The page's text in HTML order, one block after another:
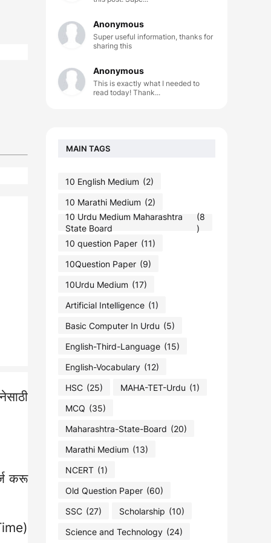
करू
Anonymous
Super useful information, thanks for
sharing this
Anonymous
This is exactly what I needed to
read today! Thank...
MAIN TAGS
10 English Medium (2)
10 Marathi Medium (2)
10 Urdu Medium Maharashtra
State Board
(8
)
10 question Paper (11)
10Question Paper (9)
10Urdu Medium (17)
Artificial Intelligence (1)
Basic Computer In Urdu (5)
English-Third-Language (15)
English-Vocabulary (12)
HSC (25) MAHA-TET-Urdu (1)
MCQ (35)
Maharashtra-State-Board (20)
Marathi Medium (13)
NCERT (1)
Old Question Paper (60)
SSC (27) Scholarship (10)
Science and Technology (24)